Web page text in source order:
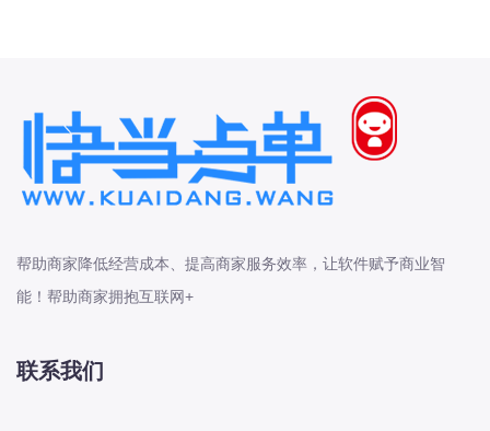
帮助商家降低经营成本、提高商家服务效率，让软件赋予商业智
能！帮助商家拥抱互联网+
联系我们